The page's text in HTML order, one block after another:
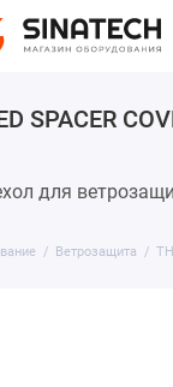
SPACER
для
Ветрозащита